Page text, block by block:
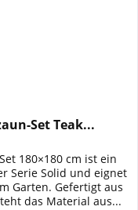
Set Teak...
180×180 cm ist ein
Serie Solid und eignet
Garten. Gefertigt aus
das Material aus...